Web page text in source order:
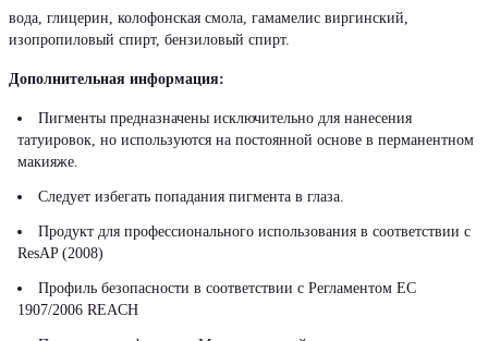
вода, глицерин, колофонская смола, гамамелис виргинский,
изопропиловый спирт, бензиловый спирт.
Дополнительная информация:
Пигменты предназначены исключительно для нанесения
татуировок, но используются на постоянной основе в перманентном
макияже.
Следует избегать попадания пигмента в глаза.
Продукт для профессионального использования в соответствии с
ResAP (2008)
Профиль безопасности в соответствии с Регламентом ЕС
1907/2006 REACH